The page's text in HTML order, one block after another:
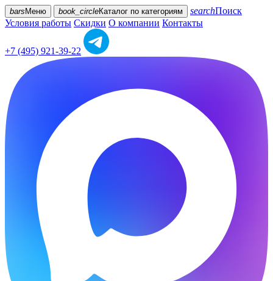
bars Меню book_circleКаталог по категориям searchПоиск
Условия работы Скидки О компании Контакты
+7 (495) 921-39-22